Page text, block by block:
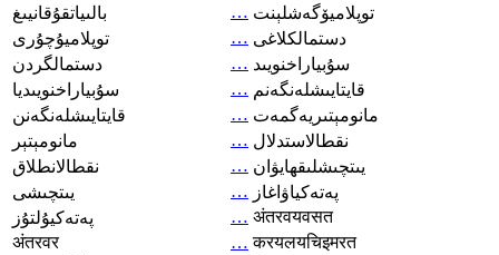
بالىياتقۇقانيىغ
… توپلاميۆگەشلېنت
توپلاميۇچۇرى
… دستمالکلاغی
دستمالگردن
… سۇبياراخنويىد
سۇبياراخنويىديا
… قايتايىشلەنگەنم
قايتايىشلەنگەنن
… مانومېتىريەگمەت
مانومېتېر
… نقطالاستدلال
نقطالانطلاق
… يىتچىشلىقھايۋان
يىتچىشى
… پەتەكياۋاغاز
پەتەكيۇلتۇز
… अंतरवयवसत
अंतरवर
… करयलयचिइमरत